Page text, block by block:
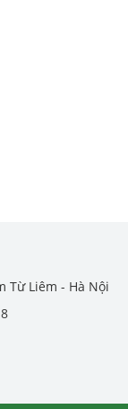
Từ Liêm - Hà Nội